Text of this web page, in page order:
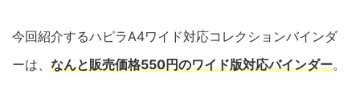
今回紹介するハピラA4ワイド対応コレクションバインダ
ーは、 なんと販売価格550円のワイド版対応バインダー。